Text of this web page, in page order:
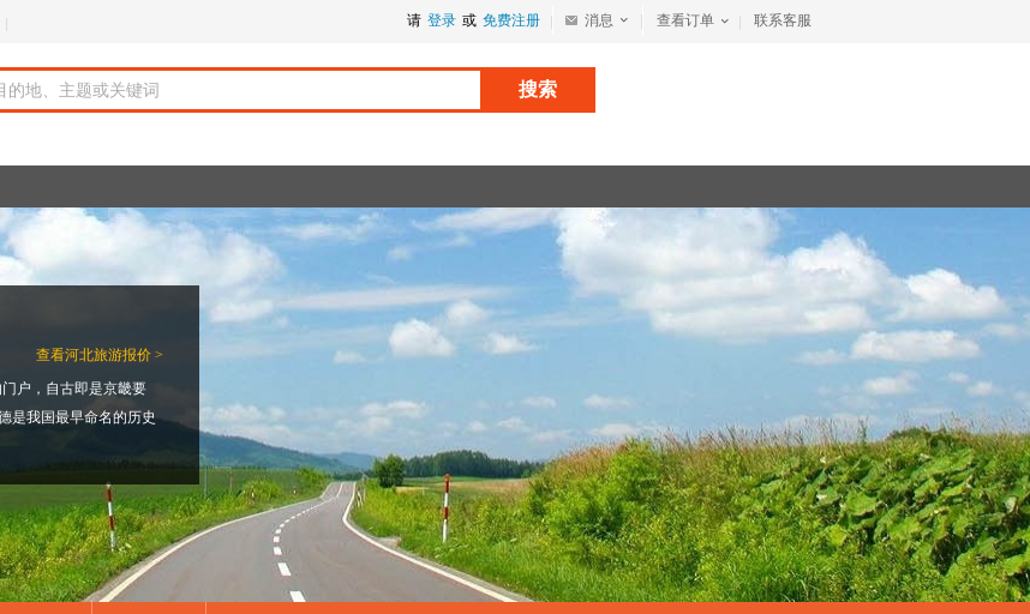
请 登录 或 免费注册 消息 查看订单 联系客服
搜索
查看河北旅游报价 >
户，自古即是京畿要
是我国最早命名的历史